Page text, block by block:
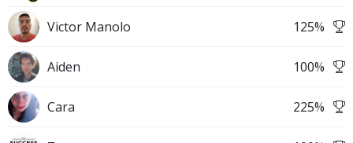
Victor Manolo 125%
Aiden 100%
Cara 225%